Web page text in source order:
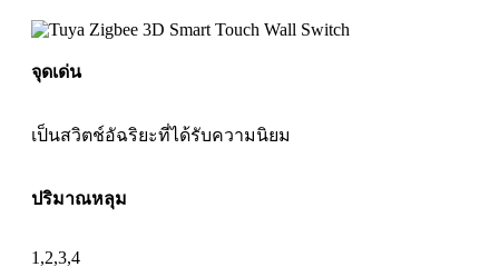
จุดเด่น
เป็นสวิตช์อัฉริยะที่ได้รับความนิยม
ปริมาณหลุม
1,2,3,4